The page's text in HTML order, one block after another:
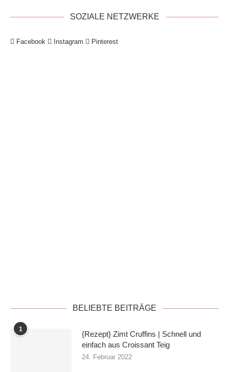
SOZIALE NETZWERKE
Facebook Instagram Pinterest
BELIEBTE BEITRÄGE
1
{Rezept} Zimt Cruffins | Schnell und
einfach aus Croissant Teig
24. Februar 2022